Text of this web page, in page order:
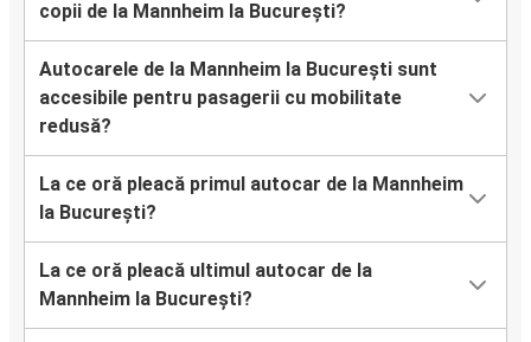
copii de la Mannheim la București?
Autocarele de la Mannheim la București sunt
accesibile pentru pasagerii cu mobilitate
redusă?
La ce oră pleacă primul autocar de la Mannheim
la București?
La ce oră pleacă ultimul autocar de la
Mannheim la București?